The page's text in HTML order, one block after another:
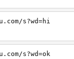
s?wd=hi
s?wd=ok